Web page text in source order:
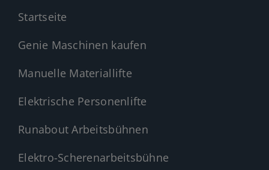
Startseite
Genie Maschinen kaufen
Manuelle Materiallifte
Elektrische Personenlifte
Runabout Arbeitsbühnen
Elektro-Scherenarbeitsbühne